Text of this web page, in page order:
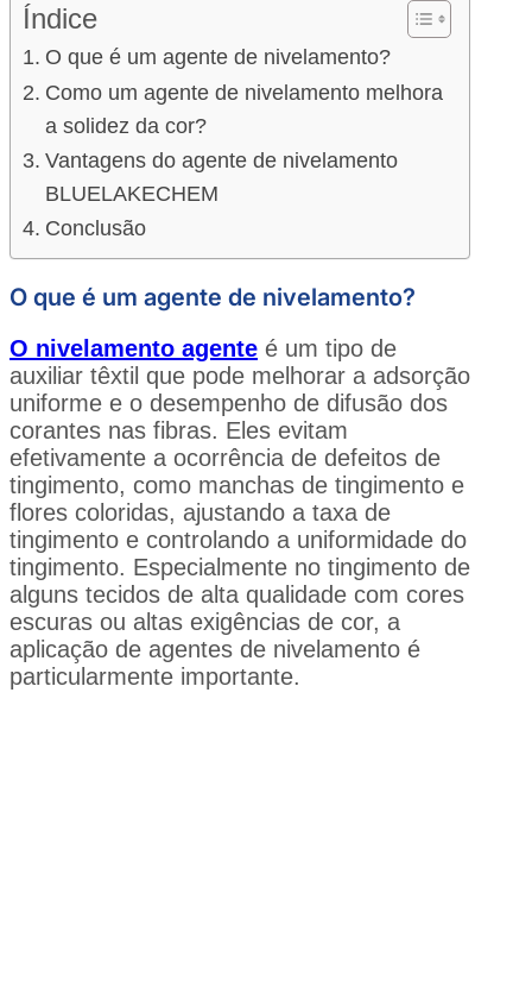
Índice
O que é um agente de nivelamento?
Como um agente de nivelamento melhora
a solidez da cor?
Vantagens do agente de nivelamento
BLUELAKECHEM
Conclusão
O que é um agente de nivelamento?
O nivelamento agente é um tipo de
auxiliar têxtil que pode melhorar a adsorção
uniforme e o desempenho de difusão dos
corantes nas fibras. Eles evitam
efetivamente a ocorrência de defeitos de
tingimento, como manchas de tingimento e
flores coloridas, ajustando a taxa de
tingimento e controlando a uniformidade do
tingimento. Especialmente no tingimento de
alguns tecidos de alta qualidade com cores
escuras ou altas exigências de cor, a
aplicação de agentes de nivelamento é
particularmente importante.